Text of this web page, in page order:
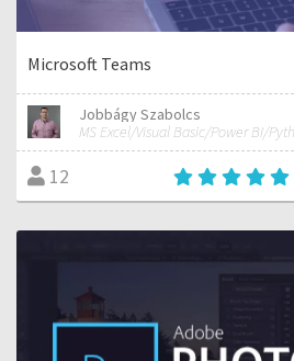
Microsoft Teams
Jobbágy Szabolcs
12